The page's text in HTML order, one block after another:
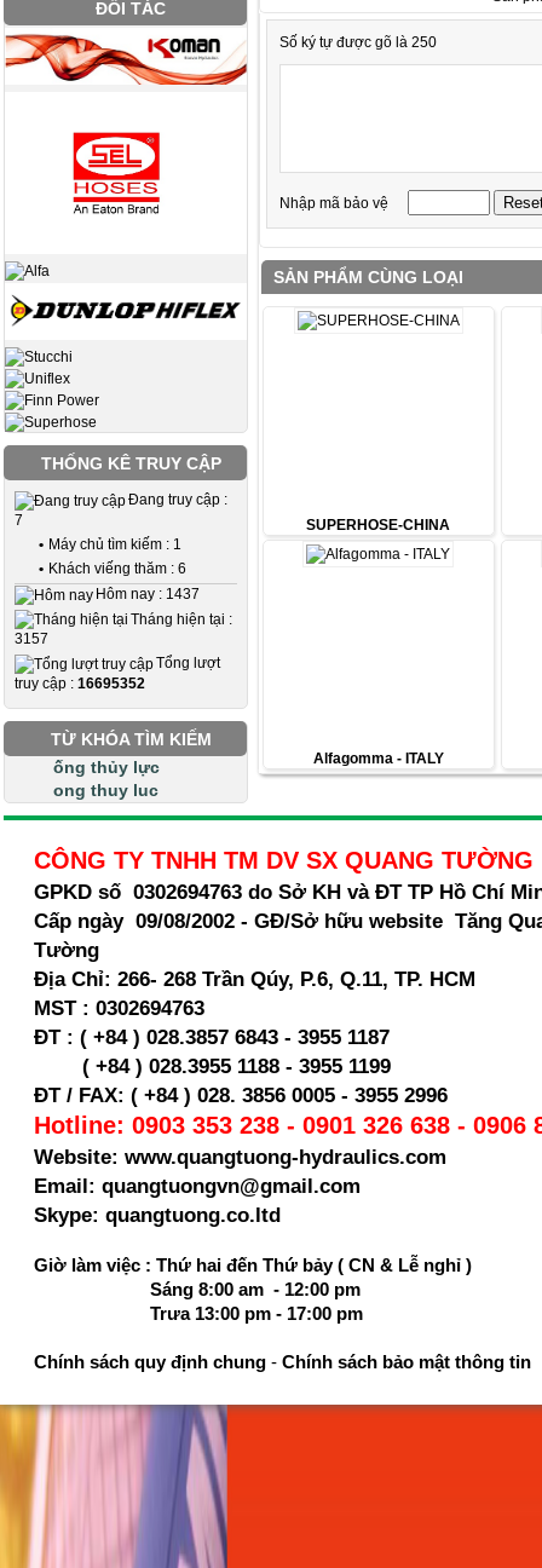
ĐỐI TÁC
THỐNG KÊ TRUY CẬP
Đang truy cập :
7
• Máy chủ tìm kiếm : 1
• Khách viếng thăm : 6
Hôm nay : 1437
Tháng hiện tại :
3157
Tổng lượt
truy cập : 16695352
TỪ KHÓA TÌM KIẾM
ống thủy lực
ong thuy luc
Số ký tự được gõ là 250
Nhập mã bảo vệ
SẢN PHẨM CÙNG LOẠI
SUPERHOSE-CHINA
Alfagomma - ITALY
CÔNG TY TNHH TM DV SX QUANG TƯỜNG
GPKD số 0302694763 do Sở KH và ĐT TP Hồ Chí
Cấp ngày 09/08/2002 - GĐ/Sở hữu website Tăng
Tường
Địa Chỉ: 266- 268 Trần Qúy, P.6, Q.11, TP. HCM
MST : 0302694763
ĐT : ( +84 ) 028.3857 6843 - 3955 1187
( +84 ) 028.3955 1188 - 3955 1199
ĐT / FAX: ( +84 ) 028. 3856 0005 - 3955 2996
Hotline: 0903 353 238 - 0901 326 638 - 0906
Website: www.quangtuong-hydraulics.com
Email: quangtuongvn@gmail.com
Skype: quangtuong.co.ltd
Giờ làm việc : Thứ hai đến Thứ bảy ( CN & Lễ nghỉ )
Sáng 8:00 am - 12:00 pm
Trưa 13:00 pm - 17:00 pm
Chính sách quy định chung - Chính sách bảo mật thông tin